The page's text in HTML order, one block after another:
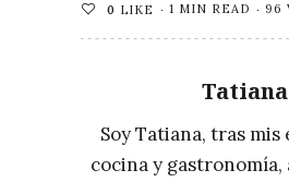
0 LIKE 1 MIN READ 96
Tatiana
Soy Tatiana, tras
cocina y